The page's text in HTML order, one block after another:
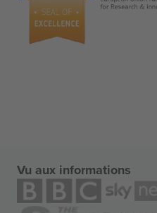
Vu aux informations